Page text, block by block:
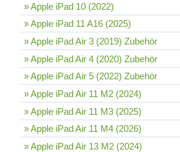
» Apple iPad 10 (2022)
» Apple iPad 11 A16 (2025)
» Apple iPad Air 3 (2019) Zubehör
» Apple iPad Air 4 (2020) Zubehör
» Apple iPad Air 5 (2022) Zubehör
» Apple iPad Air 11 M2 (2024)
» Apple iPad Air 11 M3 (2025)
» Apple iPad Air 11 M4 (2026)
» Apple iPad Air 13 M2 (2024)